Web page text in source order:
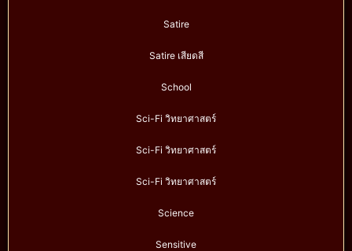
Satire
Satire เสียดสี
School
Sci-Fi วิทยาศาสตร์
Sci-Fi วิทยาศาสตร์
Sci-Fi วิทยาศาสตร์
Science
Sensitive